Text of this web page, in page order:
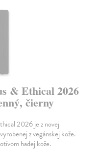
& Ethical 2026
čierny
2026 je z novej
z vegánskej kože.
hadej kože.